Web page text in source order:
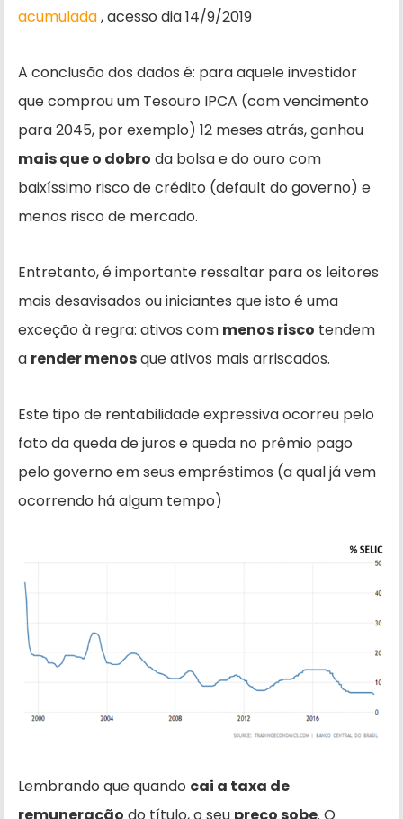
acumulada, acesso dia 14/9/2019
A conclusão dos dados é: para aquele investidor
que comprou um Tesouro IPCA (com vencimento
para 2045, por exemplo) 12 meses atrás, ganhou
mais que o dobro da bolsa e do ouro com
baixíssimo risco de crédito (default do governo) e
menos risco de mercado.
Entretanto, é importante ressaltar para os leitores
mais desavisados ou iniciantes que isto é uma
exceção à regra: ativos com menos risco tendem
a render menosque ativos mais arriscados.
Este tipo de rentabilidade expressiva ocorreu pelo
fato da queda de juros e queda no prêmio pago
pelo governo em seus empréstimos (a qual já vem
ocorrendo há algum tempo)
Lembrando que quando cai a taxa de